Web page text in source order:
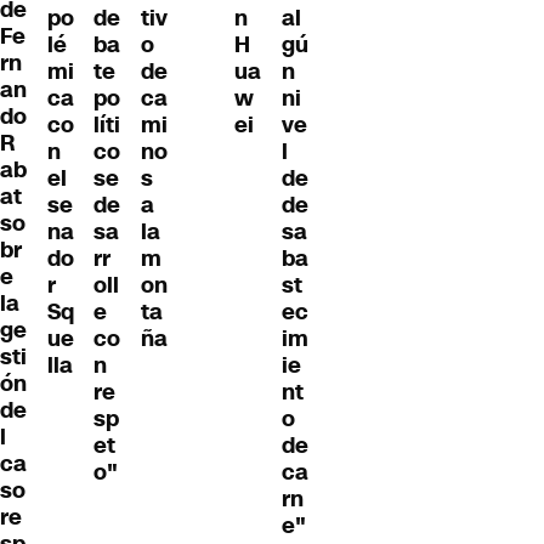
de
Fe
rn
an
do
R
ab
at
so
br
e
la
ge
sti
ón
de
l
ca
so
re
po
lé
mi
ca
co
n
el
se
na
do
r
Sq
ue
lla
de
ba
te
po
líti
co
se
de
sa
rr
oll
e
co
n
re
sp
et
o"
tiv
o
de
ca
mi
no
s
a
la
m
on
ta
ña
n
H
ua
w
ei
al
gú
n
ni
ve
l
de
de
sa
ba
st
ec
im
ie
nt
o
de
ca
rn
e"